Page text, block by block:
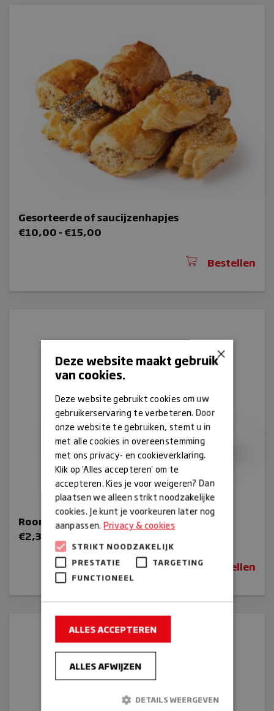
Gesorteerde of saucijzenhapjes
€10,00 - €15,00
Bestellen
Roombolletje
€2,35
Bestellen
×
Deze website maakt gebruik
van cookies.
Deze website gebruikt cookies om uw
gebruikerservaring te verbeteren. Door
onze website te gebruiken, stemt u in
met alle cookies in overeenstemming
met ons privacy- en cookieverklaring.
Klik op 'Alles accepteren' om te
accepteren. Kies je voor weigeren? Dan
plaatsen we alleen strikt noodzakelijke
cookies. Je kunt je voorkeuren later nog
aanpassen.Privacy & cookies
STRIKT NOODZAKELIJK
PRESTATIE
TARGETING
FUNCTIONEEL
ALLES ACCEPTEREN
ALLES AFWIJZEN
DETAILS WEERGEVEN